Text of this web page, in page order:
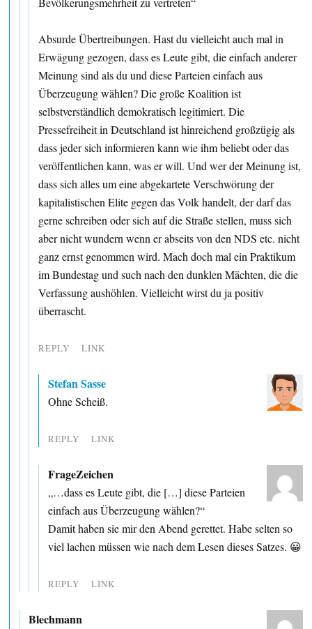
Absurde Übertreibungen. Hast du vielleicht auch mal in
Erwägung gezogen, dass es Leute gibt, die einfach anderer
Meinung sind als du und diese Parteien einfach aus
Überzeugung wählen? Die große Koalition ist
selbstverständlich demokratisch legitimiert. Die
Pressefreiheit in Deutschland ist hinreichend großzügig als
dass jeder sich informieren kann wie ihm beliebt oder das
veröffentlichen kann, was er will. Und wer der Meinung ist,
dass sich alles um eine abgekartete Verschwörung der
kapitalistischen Elite gegen das Volk handelt, der darf das
gerne schreiben oder sich auf die Straße stellen, muss sich
aber nicht wundern wenn er abseits von den NDS etc. nicht
ganz ernst genommen wird. Mach doch mal ein Praktikum
im Bundestag und such nach den dunklen Mächten, die die
Verfassung aushöhlen. Vielleicht wirst du ja positiv
überrascht.
REPLY LINK
Stefan Sasse
Ohne Scheiß.
REPLY LINK
FrageZeichen
„…dass es Leute gibt, die […] diese Parteien
einfach aus Überzeugung wählen?“
Damit haben sie mir den Abend gerettet. Habe selten so
viel lachen müssen wie nach dem Lesen dieses Satzes. 😀
REPLY LINK
Blechmann